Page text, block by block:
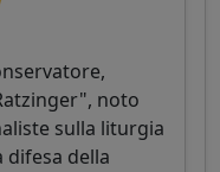
noto
sulla liturgia
difesa della